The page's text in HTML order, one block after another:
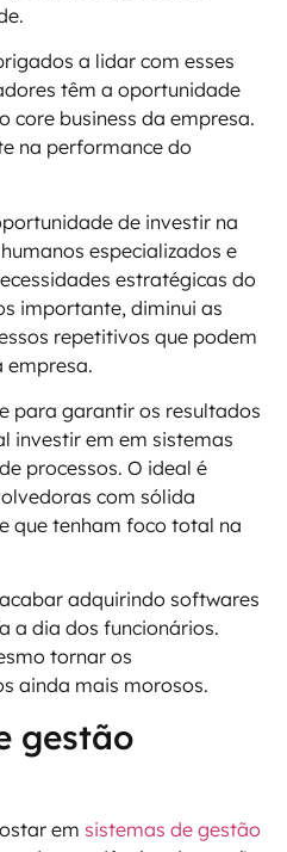
a lidar com esses
têm a oportunidade
core business da empresa.
na performance do
de investir na
especializados e
estratégicas do
importante, diminui as
repetitivos que podem
para garantir os resultados
investir em em sistemas
processos. O ideal é
com sólida
que tenham foco total na
adquirindo softwares
a dia dos funcionários.
tornar os
ainda mais morosos.
gestão
em sistemas de gestão